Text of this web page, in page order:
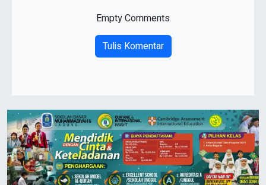
Empty Comments
Tulis Komentar